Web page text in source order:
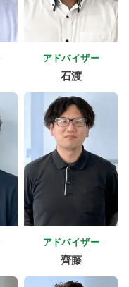
アドバイザー
石渡
アドバイザー
齊藤